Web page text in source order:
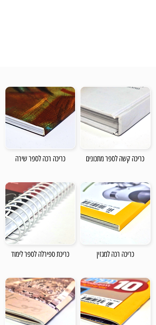
כריכה רכה לספר שירה כריכה קשה לספר מתכונים
כריכת ספירלה לספר לימוד כריכה רכה למגזין